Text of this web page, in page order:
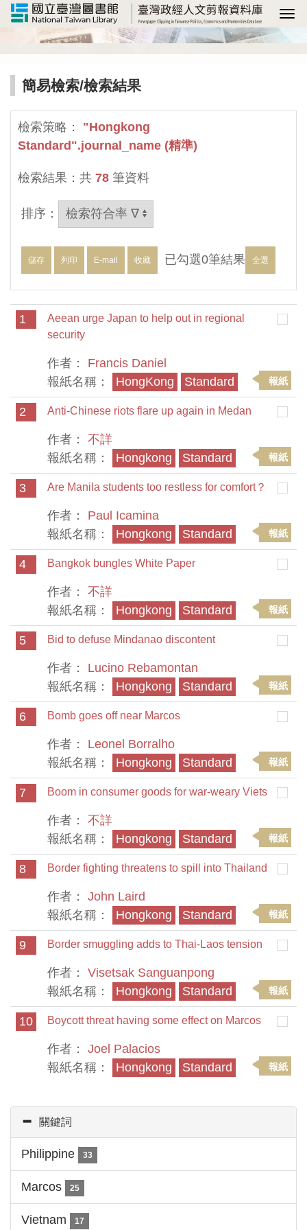
選
簡易檢索/檢索結果
檢索策略：
"Hongkong
Standard".journal_name (精準)
檢索結果：共 78 筆資料
排序：
儲存 列印 E-mail 收藏 已勾選0筆結果 全選
1
Aeean urge Japan to help out in regional
security
作者： Francis Daniel
報紙名稱：
HongKong Standard 報紙
2 Anti-Chinese riots flare up again in Medan
作者： 不詳
報紙名稱：
Hongkong Standard 報紙
3 Are Manila students too restless for comfort？
作者： Paul Icamina
報紙名稱：
Hongkong Standard 報紙
4 Bangkok bungles White Paper
作者： 不詳
報紙名稱：
Hongkong Standard 報紙
5 Bid to defuse Mindanao discontent
作者： Lucino Rebamontan
報紙名稱：
Hongkong Standard 報紙
6 Bomb goes off near Marcos
作者： Leonel Borralho
報紙名稱：
Hongkong Standard 報紙
7 Boom in consumer goods for war-weary Viets
作者： 不詳
報紙名稱：
Hongkong Standard 報紙
8 Border fighting threatens to spill into Thailand
作者： John Laird
報紙名稱：
Hongkong Standard 報紙
9 Border smuggling adds to Thai-Laos tension
作者： Visetsak Sanguanpong
報紙名稱：
Hongkong Standard 報紙
10 Boycott threat having some effect on Marcos
作者： Joel Palacios
報紙名稱：
Hongkong Standard 報紙
關鍵詞
Philippine 33
Marcos 25
Vietnam 17